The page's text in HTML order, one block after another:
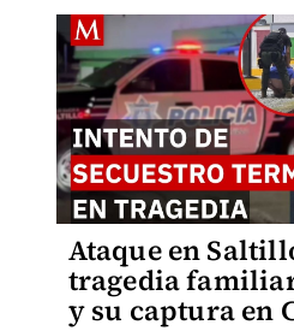
Ataque en
tragedia
y su captura en